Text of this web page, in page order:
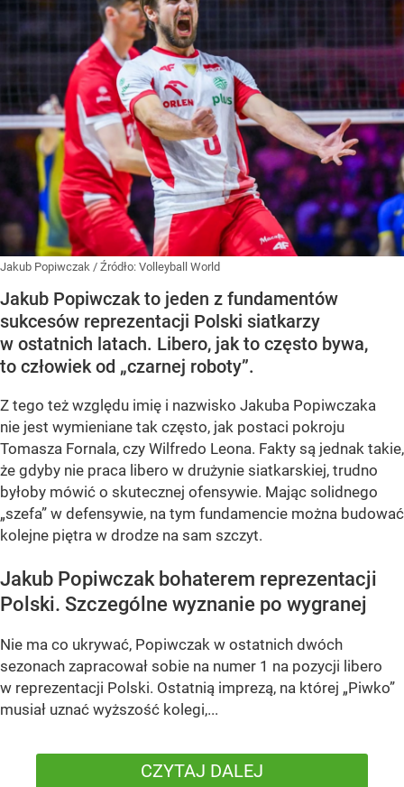
Jakub Popiwczak / Źródło: Volleyball World
Jakub Popiwczak to jeden z fundamentów
sukcesów reprezentacji Polski siatkarzy
w ostatnich latach. Libero, jak to często bywa,
to człowiek od „czarnej roboty”.
Z tego też względu imię i nazwisko Jakuba Popiwczaka
nie jest wymieniane tak często, jak postaci pokroju
Tomasza Fornala, czy Wilfredo Leona. Fakty są jednak takie,
że gdyby nie praca libero w drużynie siatkarskiej, trudno
byłoby mówić o skutecznej ofensywie. Mając solidnego
„szefa” w defensywie, na tym fundamencie można budować
kolejne piętra w drodze na sam szczyt.
Jakub Popiwczak bohaterem reprezentacji
Polski. Szczególne wyznanie po wygranej
Nie ma co ukrywać, Popiwczak w ostatnich dwóch
sezonach zapracował sobie na numer 1 na pozycji libero
w reprezentacji Polski. Ostatnią imprezą, na której „Piwko”
musiał uznać wyższość kolegi,...
CZYTAJ DALEJ